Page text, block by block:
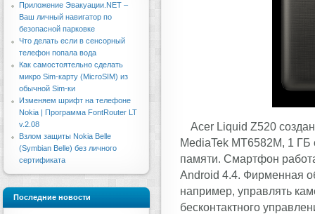
Acer Liquid Z520
MediaTek MT6582M, 1
памяти. Смартфон
Android 4.4. Фирменная
например, управлять
бесконтактного
Приложение Эвакуации.NET –
Ваш личный навигатор по
безопасной парковке
Что делать если в сенсорный
телефон попала вода
Как самостоятельно сделать
микро Sim-карту (MicroSIM) из
обычной Sim-ки
Изменяем шрифт на телефоне
Nokia | Программа FontRouter LT
v.2.08
Взлом защиты Nokia Belle
(Symbian Belle) без личного
сертификата
Последние новости